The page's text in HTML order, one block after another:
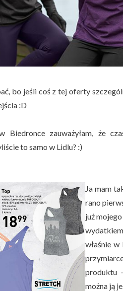
bo jeśli coś z tej oferty
:D
Biedronce zauważyłam, że
to samo w Lidlu? :)
Ja mam
rano
już
właśnie
produktu
można ją